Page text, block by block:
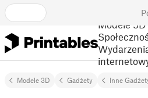
Modele 3D
Modele 3D Gadżety Inne